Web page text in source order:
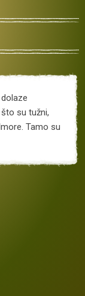
su tužni,
Tamo su